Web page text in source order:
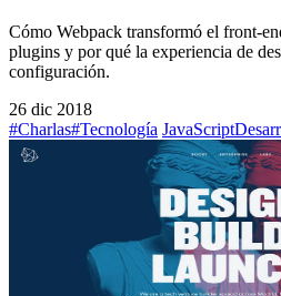
Cómo Webpack transformó el front-
plugins y por qué la experiencia de
configuración.
26 dic 2018
#Charlas#Tecnología JavaScript